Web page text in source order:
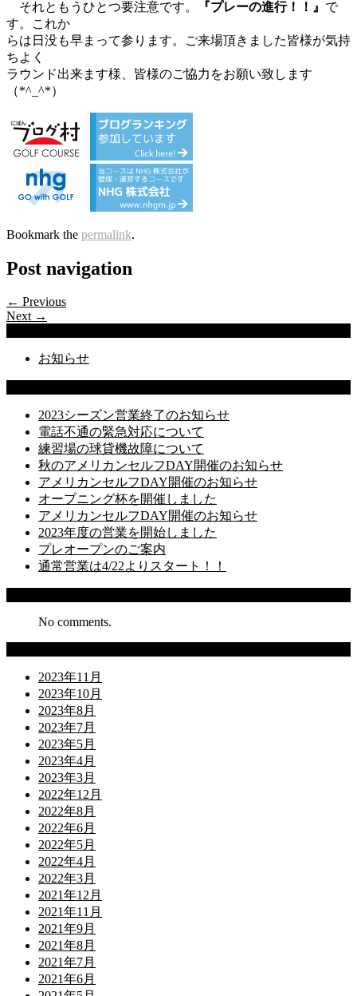
それともうひとつ要注意です。 『プレーの進行！！』 で
す。これか
らは日没も早まって参ります。ご来場頂きました皆様が気持
ちよく
ラウンド出来ます様、皆様のご協力をお願い致します
（*^_^*）
Bookmark the permalink.
Post navigation
← Previous
Next →
お知らせ
2023シーズン営業終了のお知らせ
電話不通の緊急対応について
練習場の球貸機故障について
秋のアメリカンセルフDAY開催のお知らせ
アメリカンセルフDAY開催のお知らせ
オープニング杯を開催しました
アメリカンセルフDAY開催のお知らせ
2023年度の営業を開始しました
プレオープンのご案内
通常営業は4/22よりスタート！！
No comments.
2023年11月
2023年10月
2023年8月
2023年7月
2023年5月
2023年4月
2023年3月
2022年12月
2022年8月
2022年6月
2022年5月
2022年4月
2022年3月
2021年12月
2021年11月
2021年9月
2021年8月
2021年7月
2021年6月